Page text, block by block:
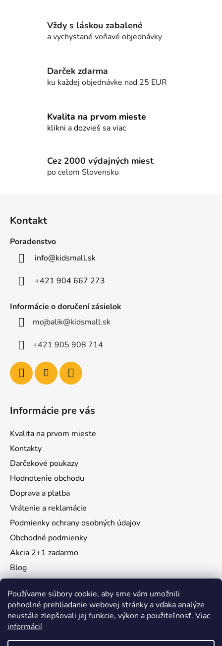
Používame súbory cookie, aby sme vám umožnili
pohodlné prehliadanie webovej stránky a vďaka analýze
neustále zlepšovali jej funkcie, výkon a použiteľnosť. Viac
informácií
Vždy s láskou zabalené
a vychystané voňavé objednávky
Darček zdarma
ku každej objednávke nad 25 EUR
Kvalita na prvom mieste
klikni a dozvieš sa viac
Cez 2000 výdajných miest
po celom Slovensku
Kontakt
Poradenstvo
info@kidsmall.sk
+421 904 667 273
Informácie o doručení zásielok
mojbalik@kidsmall.sk
+421 905 908 714
Informácie pre vás
Kvalita na prvom mieste
Kontakty
Darčekové poukazy
Hodnotenie obchodu
Doprava a platba
Vrátenie a reklamácie
Podmienky ochrany osobných údajov
Obchodné podmienky
Akcia 2+1 zadarmo
Blog
Instagram